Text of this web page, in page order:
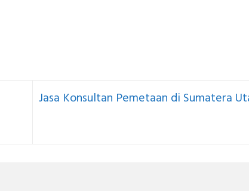
Jasa Konsultan Pemetaan di Sumatera